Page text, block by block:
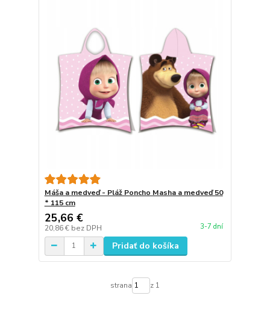
Máša a medveď - Pláž Poncho Masha a medveď 50
* 115 cm
25,66 €
20,86 € bez DPH 3-7 dní
Pridať do košíka
strana z 1